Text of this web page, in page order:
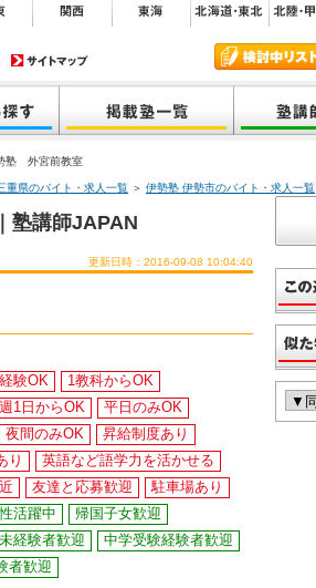
塾 外宮前教室
重県のバイト・求人一覧 ＞ 伊勢塾 伊勢市のバイト・求人一覧
塾講師JAPAN
更新日時：2016-09-08 10:04:40
験OK
1教科からOK
週1日からOK
平日のみOK
夜間のみOK
昇給制度あり
り
英語など語学力を活かせる
友達と応募歓迎
駐車場あり
活躍中
帰国子女歓迎
未経験者歓迎
中学受験経験者歓迎
者歓迎